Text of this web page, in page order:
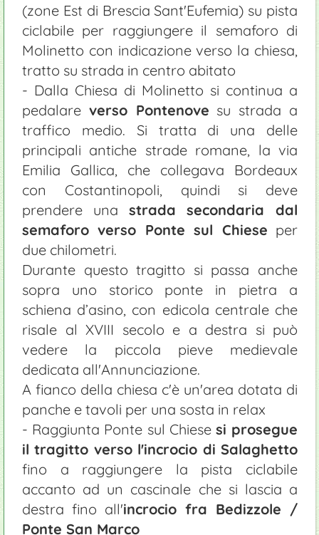
(zone Est di Brescia Sant'Eufemia) su pista
ciclabile per raggiungere il semaforo di
Molinetto con indicazione verso la chiesa,
tratto su strada in centro abitato
- Dalla Chiesa di Molinetto si continua a
pedalare verso Pontenove su strada a
traffico medio. Si tratta di una delle
principali antiche strade romane, la via
Emilia Gallica, che collegava Bordeaux
con Costantinopoli, quindi si deve
prendere una strada secondaria dal
semaforo verso Ponte sul Chiese per
due chilometri.
Durante questo tragitto si passa anche
sopra uno storico ponte in pietra a
schiena d’asino, con edicola centrale che
risale al XVIII secolo e a destra si può
vedere la piccola pieve medievale
dedicata all'Annunciazione.
A fianco della chiesa c'è un'area dotata di
panche e tavoli per una sosta in relax
- Raggiunta Ponte sul Chiese si prosegue
il tragitto verso l'incrocio di Salaghetto
fino a raggiungere la pista ciclabile
accanto ad un cascinale che si lascia a
destra fino all'incrocio fra Bedizzole /
Ponte San Marco